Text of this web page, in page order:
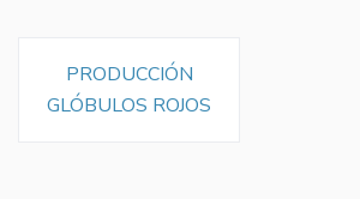
PRODUCCIÓN
GLÓBULOS ROJOS